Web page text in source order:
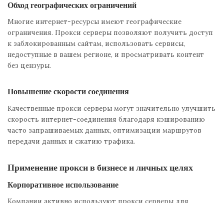
Обход географических ограничений
Многие интернет-ресурсы имеют географические
ограничения. Прокси серверы позволяют получить доступ
к заблокированным сайтам, использовать сервисы,
недоступные в вашем регионе, и просматривать контент
без цензуры.
Повышение скорости соединения
Качественные прокси серверы могут значительно улучшить
скорость интернет-соединения благодаря кэшированию
часто запрашиваемых данных, оптимизации маршрутов
передачи данных и сжатию трафика.
Применение прокси в бизнесе и личных целях
Корпоративное использование
Компании активно используют прокси серверы для